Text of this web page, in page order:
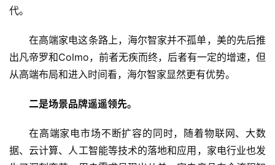
新
G
代。
在高端家电这条路上，海尔智家并不孤单，美的先后推
出凡帝罗和Colmo，前者无疾而终，后者有一定的增速，但
从高端布局和进入时间看，海尔智家显然更有优势。
二是场景品牌遥遥领先。
在高端家电市场不断扩容的同时，随着物联网、大数
据、云计算、人工智能等技术的落地和应用，家电行业也发